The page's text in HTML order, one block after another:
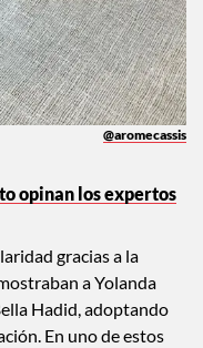
gracias a la
a Yolanda
Hadid, adoptando